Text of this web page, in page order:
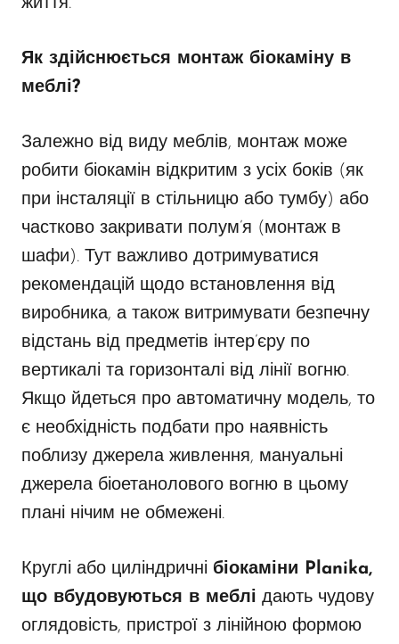
Як здійснюється монтаж біокаміну в
меблі?
Залежно від виду меблів, монтаж може
робити біокамін відкритим з усіх боків (як
при інсталяції в стільницю або тумбу) або
частково закривати полум’я (монтаж в
шафи). Тут важливо дотримуватися
рекомендацій щодо встановлення від
виробника, а також витримувати безпечну
відстань від предметів інтер’єру по
вертикалі та горизонталі від лінії вогню.
Якщо йдеться про автоматичну модель, то
є необхідність подбати про наявність
поблизу джерела живлення, мануальні
джерела біоетанолового вогню в цьому
плані нічим не обмежені.
Круглі або циліндричні біокаміни Planika,
що вбудовуються в меблі дають чудову
оглядовість, пристрої з лінійною формою